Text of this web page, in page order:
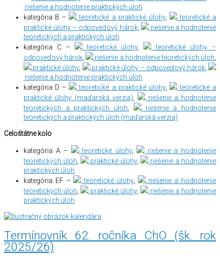
riešenie a hodnotenie praktických úloh
kategória B –
teoretické a praktické úlohy,
teoretické a
praktické úlohy – odpoveďový hárok,
riešenie a hodnotenie
teoretických a praktických úloh
kategória C –
teoretické úlohy,
teoretické úlohy –
odpoveďový hárok
riešenie a hodnotenie teoretických úloh
praktické úlohy, praktické úlohy – odpoveďový hárok,
riešenie a hodnotenie praktických úloh
kategória D –
teoretické a praktické úlohy,
teoretické a
praktické úlohy (maďarská verzia)
riešenie a hodnotenie
teoretických a praktických úloh
riešenie a hodnotenie
teoretických a praktických úloh (maďarská verzia)
Celoštátne kolo
kategória A – teoretické úlohy,
riešenie a hodnotenie
teoretických úloh
praktické úlohy,
riešenie a hodnotenie
praktických úloh
kategória EF –
teoretické úlohy,
riešenie a hodnotenie
teoretických úloh
praktické úlohy,
riešenie a hodnotenie
praktických úloh
Termínovník 62. ročníka ChO (šk. rok
2025/26)